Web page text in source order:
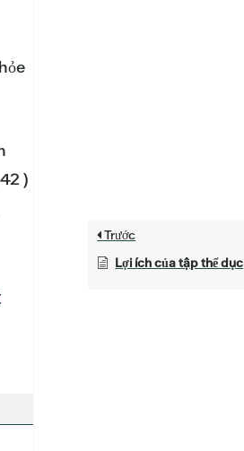
)
Trước
Lợi ích của tập thể dục